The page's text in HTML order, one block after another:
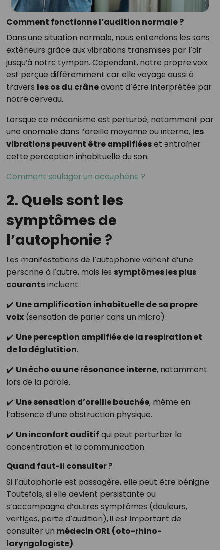
Comment fonctionne l’audition normale ?
Dans une situation normale, nous entendons les sons
extérieurs grâce aux vibrations transmises par l’air
jusqu’à notre tympan. Cependant, notre propre voix
est perçue différemment car elle voyage aussi à
travers les os du crâneavant d’être interprétée par
notre cerveau.
Lorsque ce mécanisme est perturbé, notamment par
une anomalie dans l’oreille moyenne ou interne, les
vibrations peuvent être amplifiéeset entraîner
cette perception inhabituelle du son.
Comment soulager un acouphène ?
2. Quels sont les
symptômes de
l’autophonie ?
Les manifestations de l’autophonie varient d’une
personne à l’autre, mais les symptômes les plus
courantsincluent :
✔️ Une amplification inhabituelle de sa propre
voix(sensation de parler dans un micro).
✔️ Une perception amplifiée de la respiration et
de la déglutition.
✔️ Un écho ou une résonance interne, notamment
lors de la parole.
✔️ Une sensation d’oreille bouchée, même en
l’absence d’une obstruction physique.
✔️ Un inconfort auditif qui peut perturber la
concentration et la communication.
Quand faut-il consulter ?
Si l’autophonie est passagère, elle peut être bénigne.
Toutefois, si elle devient persistante ou
s’accompagne d’autres symptômes (douleurs,
vertiges, perte d’audition), il est important de
consulter un médecin ORL (oto-rhino-
laryngologiste).